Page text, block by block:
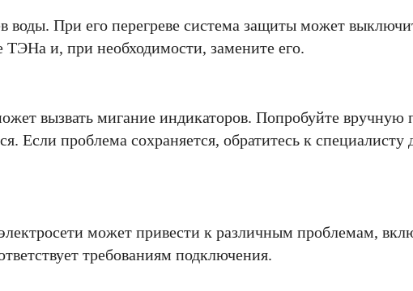
воды. При его перегреве система защиты может
и, при необходимости, замените его.
вызвать мигание индикаторов. Попробуйте вручную
Если проблема сохраняется, обратитесь к специалисту
может привести к различным проблемам,
требованиям подключения.